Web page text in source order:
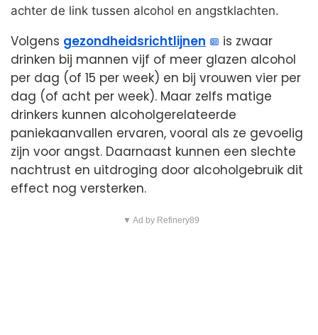
achter de link tussen alcohol en angstklachten.
Volgens gezondheidsrichtlijnen
is zwaar
drinken bij mannen vijf of meer glazen alcohol
per dag (of 15 per week) en bij vrouwen vier per
dag (of acht per week). Maar zelfs matige
drinkers kunnen alcoholgerelateerde
paniekaanvallen ervaren, vooral als ze gevoelig
zijn voor angst. Daarnaast kunnen een slechte
nachtrust en uitdroging door alcoholgebruik dit
effect nog versterken.
▼ Ad by Refinery89